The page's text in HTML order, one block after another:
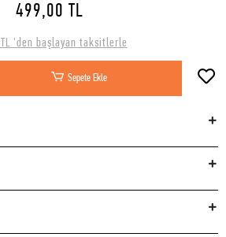
499,00 TL
'den başlayan taksitlerle
Sepete Ekle